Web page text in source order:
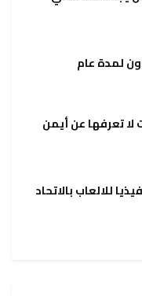
لمدة عام
لا تعرفها عن أيمن
للالعاب بالاتحاد